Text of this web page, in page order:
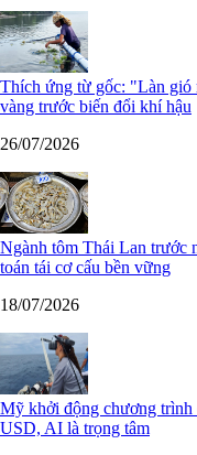
Thích ứng từ gốc: "Làn gió
vàng trước biến đổi khí hậu
26/07/2026
Ngành tôm Thái Lan trước
toán tái cơ cấu bền vững
18/07/2026
Mỹ khởi động chương trình
USD, AI là trọng tâm